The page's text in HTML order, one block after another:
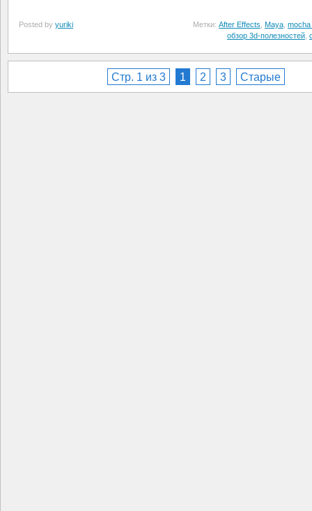
Posted by yuriki Метки: After Effects Maya mocha
обзор 3d-полезностей
Стр. 1 из 3 1 2 3 Старые